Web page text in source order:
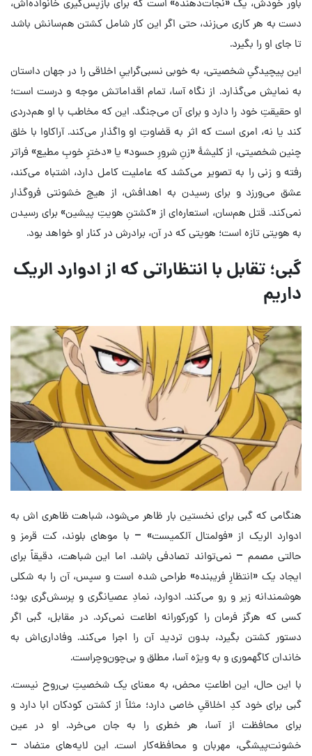
دست به هر کاری می‌زند، حتی اگر این کار شامل کشتن هم‌سانش باشد
تا جای او را بگیرد.
این پیچیدگیِ شخصیتی، به خوبی نسبی‌گراییِ اخلاقی را در جهان داستان
به نمایش می‌گذارد. از نگاه آسا، تمام اقداماتش موجه و درست است؛
او حقیقتِ خود را دارد و برای آن می‌جنگد. این که مخاطب با او هم‌دردی
کند یا نه، امری است که اثر به قضاوتِ او واگذار می‌کند. آراکاوا با خلق
چنین شخصیتی، از کلیشهٔ «زنِ شرورِ حسود» یا «دخترِ خوبِ مطیع» فراتر
رفته و زنی را به تصویر می‌کشد که عاملیت کامل دارد، اشتباه می‌کند،
عشق می‌ورزد و برای رسیدن به اهدافش، از هیچ خشونتی فروگذار
نمی‌کند. قتل هم‌سان، استعاره‌ای از «کشتنِ هویتِ پیشین» برای رسیدن
به هویتی تازه است؛ هویتی که در آن، برادرش در کنار او خواهد بود.
گبی؛ تقابل با انتظاراتی که از ادوارد الریک
داریم
هنگامی که گبی برای نخستین بار ظاهر می‌شود، شباهت ظاهری اش به
ادوارد الریک از «فولمتال آلکمیست» – با موهای بلوند، کت قرمز و
حالتی مصمم – نمی‌تواند تصادفی باشد. اما این شباهت، دقیقاً برای
ایجاد یک «انتظارِ فریبنده» طراحی شده است و سپس، آن را به شکلی
هوشمندانه زیر و رو می‌کند. ادوارد، نمادِ عصیانگری و پرسش‌گری بود؛
کسی که هرگز فرمان را کورکورانه اطاعت نمی‌کرد. در مقابل، گبی اگر
دستور کشتن بگیرد، بدون تردید آن را اجرا می‌کند. وفاداری‌اش به
خاندان کاگهموری و به ویژه آسا، مطلق و بی‌چون‌وچراست.
با این حال، این اطاعتِ محض، به معنای یک شخصیتِ بی‌روح نیست.
گبی برای خود کدِ اخلاقیِ خاصی دارد؛ مثلاً از کشتن کودکان ابا دارد و
برای محافظت از آسا، هر خطری را به جان می‌خرد. او در عین
خشونت‌پیشگی، مهربان و محافظه‌کار است. این لایه‌های متضاد –